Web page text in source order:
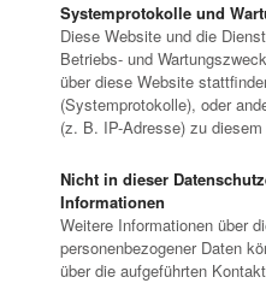
Systemprotokolle und
Diese Website und die
Betriebs- und
über diese Website
(Systemprotokolle), oder
(z. B. IP-Adresse) zu
Nicht in dieser
Informationen
Weitere Informationen über
personenbezogener Daten
über die aufgeführten